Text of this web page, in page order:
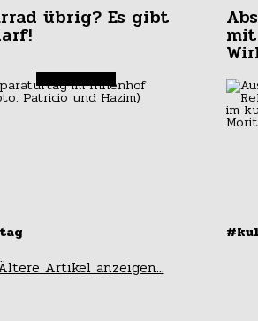
übrig? Es gibt
Artikel anzeigen...